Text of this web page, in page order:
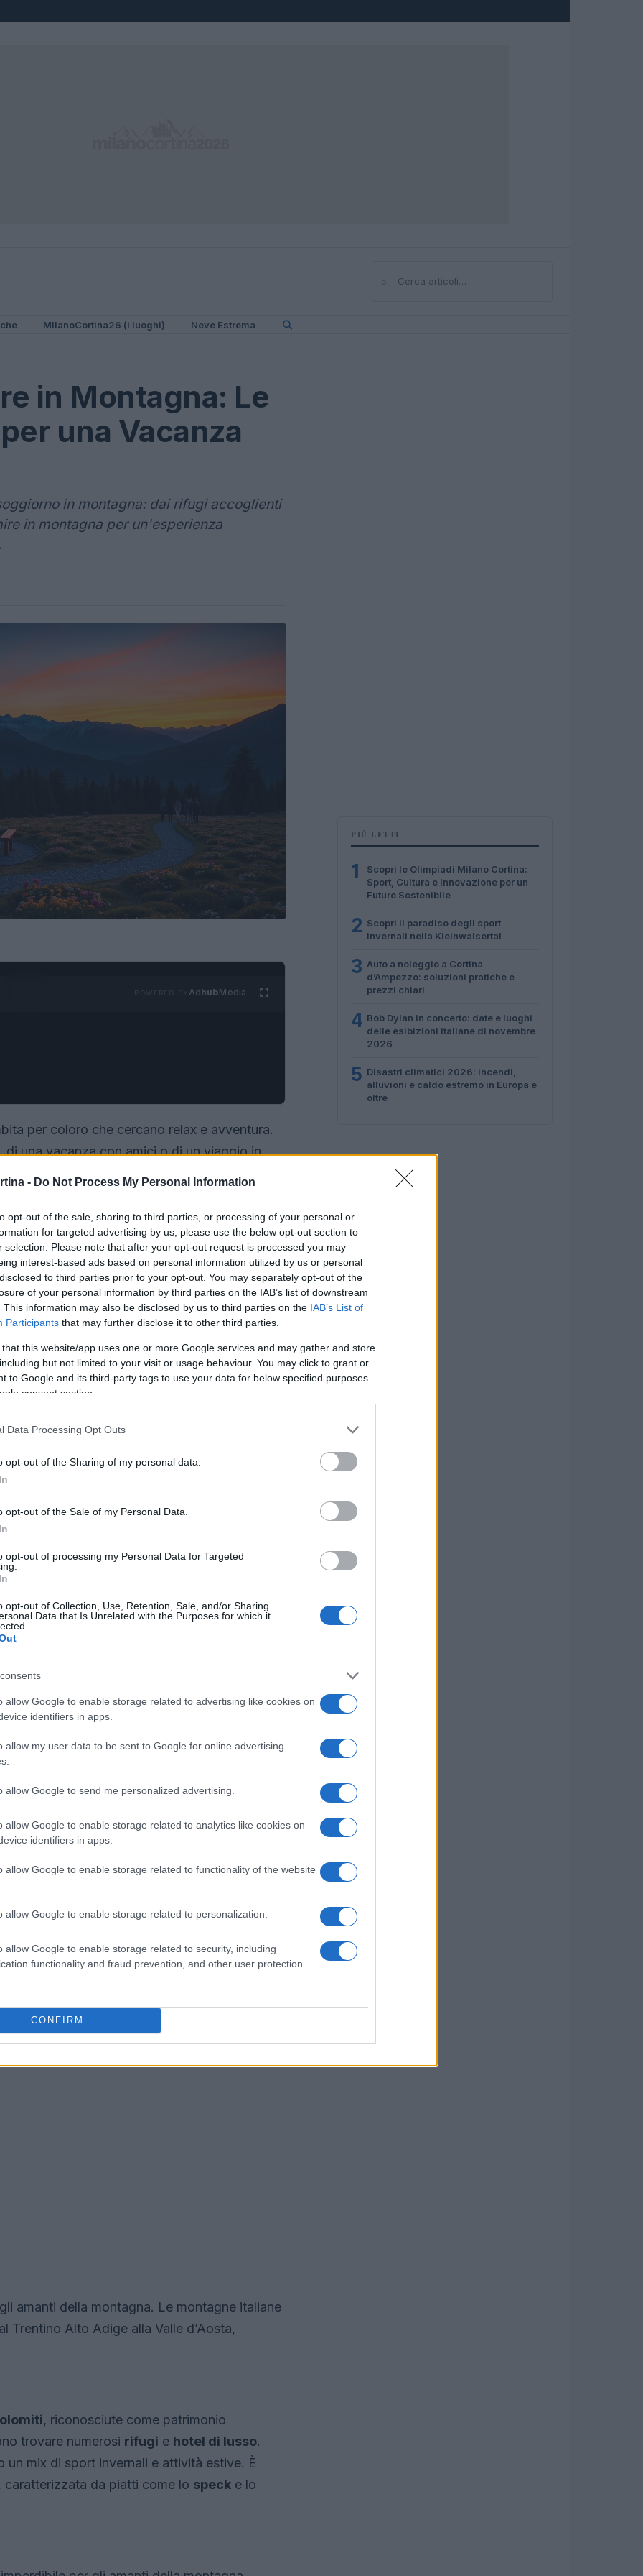
- Do Not Process My Personal Information
opt-out of the sale, sharing to third parties, or processing of your personal or
for targeted advertising by us, please use the below opt-out section to
selection. Please note that after your opt-out request is processed you may
interest-based ads based on personal information utilized by us or personal
to third parties prior to your opt-out. You may separately opt-out of the
of your personal information by third parties on the IAB’s list of downstream
This information may also be disclosed by us to third parties on the IAB’s List of
Participants that may further disclose it to other third parties.
that this website/app uses one or more Google services and may gather and store
but not limited to your visit or usage behaviour. You may click to grant or
to Google and its third-party tags to use your data for below specified purposes
consent section.
Data Processing Opt Outs
opt-out of the Sharing of my personal data.
opt-out of the Sale of my Personal Data.
opt-out of processing my Personal Data for Targeted
opt-out of Collection, Use, Retention, Sale, and/or Sharing
Data that Is Unrelated with the Purposes for which it
allow Google to enable storage related to advertising like cookies on
identifiers in apps.
allow my user data to be sent to Google for online advertising
allow Google to send me personalized advertising.
allow Google to enable storage related to analytics like cookies on
identifiers in apps.
allow Google to enable storage related to functionality of the website
allow Google to enable storage related to personalization.
allow Google to enable storage related to security, including
functionality and fraud prevention, and other user protection.
CONFIRM
⌕Cerca
MIlanoCortina26 (i luoghi) Neve Estrema
in Montagna: Le
una Vacanza
in montagna: dai rifugi accoglienti
in montagna per un'esperienza
AdhubMedia
per coloro che cercano relax e avventura.
, di una vacanza con amici o di un viaggio in
garantire un soggiorno indimenticabile,
montagna
fondamentale considerare le diverse tipologie
un’esperienza unica e può soddisfare
ideale per gli amanti del contatto diretto
questi alloggi offrono un’atmosfera
una pausa dal ritmo frenetico della vita
di sentieri escursionistici e piste da sci,
all’aperto. Inoltre, spesso è possibile
arricchendo l’esperienza di soggiorno.
strutture offrono servizi di alta qualità, tra
Alcuni hotel sono ubicati in posizioni
Scegliere un hotel significa spesso
skipass inclusi o escursioni guidate, che
di vacanza.
amanti della montagna. Le montagne italiane
Trentino Alto Adige alla Valle d’Aosta,
, riconosciute come patrimonio
trovare numerosi rifugi e hotel di lusso.
mix di sport invernali e attività estive. È
da piatti come lo speck e lo
PIÙ LETTI
1
Scopri le Olimpiadi Milano Cortina:
Sport, Cultura e Innovazione per un
Futuro Sostenibile
2 Scopri il paradiso degli sport
invernali nella Kleinwalsertal
3 Auto a noleggio a Cortina
d’Ampezzo: soluzioni pratiche e
prezzi chiari
4 Bob Dylan in concerto: date e luoghi
delle esibizioni italiane di novembre
2026
5 Disastri climatici 2026: incendi,
alluvioni e caldo estremo in Europa e
oltre